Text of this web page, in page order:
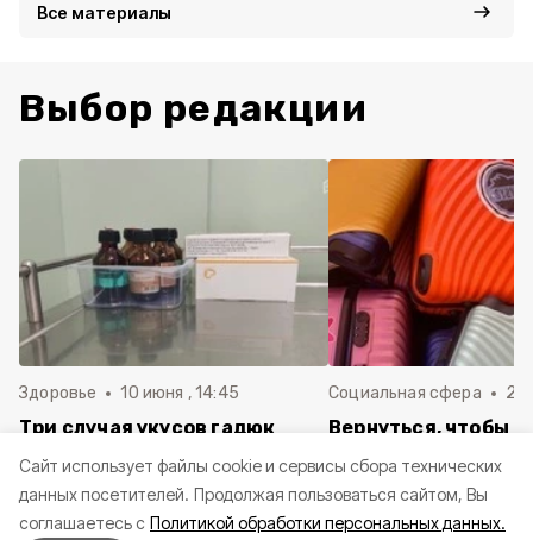
Cайт использует файлы cookie и сервисы сбора технических
данных посетителей. Продолжая пользоваться сайтом, Вы
соглашаетесь с Политикой обработки персональных данных.
Все материалы
Выбор редакции
Здоровье 10 июня , 14:45
Три случая укусов гадюк
Белгородской области с
начала года
Социальная сфера 20
Вернуться, чтобы
в Белгородскую
пять лет